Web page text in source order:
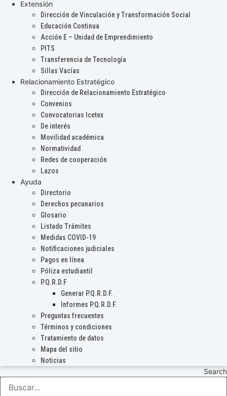
Extensión
Dirección de Vinculación y Transformación Social
Educación Continua
Acción E – Unidad de Emprendimiento
PITS
Transferencia de Tecnología
Sillas Vacías
Relacionamiento Estratégico
Dirección de Relacionamiento Estratégico
Convenios
Convocatorias Icetex
De interés
Movilidad académica
Normatividad
Redes de cooperación
Lazos
Ayuda
Directorio
Derechos pecunarios
Glosario
Listado Trámites
Medidas COVID-19
Notificaciones judiciales
Pagos en línea
Póliza estudiantil
P.Q.R.D.F
Generar P.Q.R.D.F.
Informes P.Q.R.D.F.
Preguntas frecuentes
Términos y condiciones
Tratamiento de datos
Mapa del sitio
Noticias
Search